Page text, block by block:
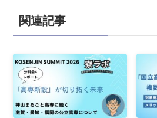
関連記事